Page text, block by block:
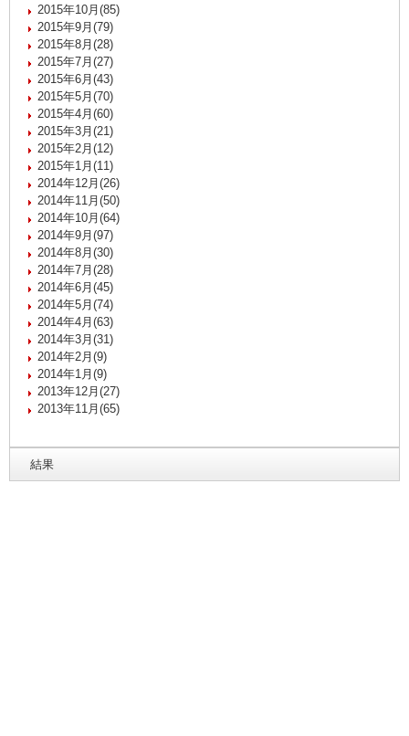
2015年10月(85)
2015年9月(79)
2015年8月(28)
2015年7月(27)
2015年6月(43)
2015年5月(70)
2015年4月(60)
2015年3月(21)
2015年2月(12)
2015年1月(11)
2014年12月(26)
2014年11月(50)
2014年10月(64)
2014年9月(97)
2014年8月(30)
2014年7月(28)
2014年6月(45)
2014年5月(74)
2014年4月(63)
2014年3月(31)
2014年2月(9)
2014年1月(9)
2013年12月(27)
2013年11月(65)
結果